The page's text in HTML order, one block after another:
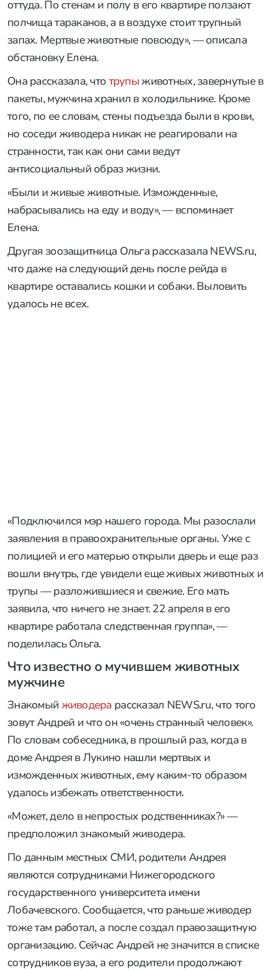
оттуда. По стенам и полу в его квартире ползают
полчища тараканов, а в воздухе стоит трупный
запах. Мертвые животные повсюду»,—описала
обстановку Елена.
Она рассказала, что трупыживотных, завернутые в
пакеты, мужчина хранил в холодильнике. Кроме
того, по ее словам, стены подъезда были в крови,
но соседи живодера никак не реагировали на
странности, так как они сами ведут
антисоциальный образ жизни.
«Были и живые животные. Изможденные,
набрасывались на еду и воду», — вспоминает
Елена.
Другая зоозащитница Ольга рассказала NEWS.ru,
что даже на следующий день после рейда в
квартире оставались кошки и собаки. Выловить
удалось не всех.
«Подключился мэр нашего города. Мы разослали
заявления в правоохранительные органы. Уже с
полицией и его матерью открыли дверь и еще раз
вошли внутрь, где увидели еще живых животных и
трупы — разложившиеся и свежие. Его мать
заявила, что ничего не знает. 22 апреля в его
квартире работала следственная группа», —
поделилась Ольга.
Что известно о мучившем животных
мужчине
Знакомый живодера рассказал NEWS.ru, что того
зовут Андрей и что он «очень странный человек».
По словам собеседника, в прошлый раз, когда в
доме Андрея в Лукино нашли мертвых и
изможденных животных, ему каким-то образом
удалось избежать ответственности.
«Может, дело в непростых родственниках?» —
предположил знакомый живодера.
По данным местных СМИ, родители Андрея
являются сотрудниками Нижегородского
государственного университета имени
Лобачевского. Сообщается, что раньше живодер
тоже там работал, а после создал правозащитную
организацию. Сейчас Андрей не значится в списке
сотрудников вуза, а его родители продолжают